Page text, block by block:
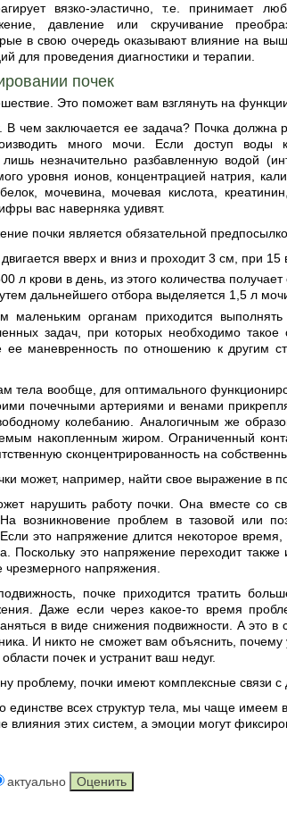
вязко-эластично, т.е. принимает
давление или скручивание
в свою очередь оказывают влияние на
для проведения диагностики и терапии.
почек
Это поможет вам взглянуть на
чем заключается ее задача? Почка должна
много мочи. Если доступ воды
незначительно разбавленную водой
уровня ионов, концентрацией натрия,
мочевина, мочевая кислота,
вас наверняка удивят.
почки является обязательной
вверх и вниз и проходит 3 см, при
л крови в день, из этого количества
дальнейшего отбора выделяется 1,5 л
маленьким органам приходится
задач, при которых необходимо
ее маневренность по отношению к другим
тела вообще, для оптимального
почечными артериями и венами
колебанию. Аналогичным же
накопленным жиром. Ограниченный
сконцентрированность на
может, например, найти свое выражение в
нарушить работу почки. Она вместе со
проблем в тазовой или
это напряжение длится некоторое
Поскольку это напряжение переходит
чрезмерного напряжения.
почке приходится тратить
Даже если через какое-то время
в виде снижения подвижности. А это
И никто не сможет вам объяснить,
почек и устранит ваш недуг.
проблему, почки имеют комплексные связи с
единстве всех структур тела, мы чаще
влияния этих систем, а эмоции могут
актуально